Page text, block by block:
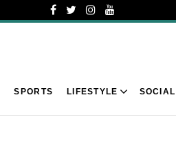
SPORTS LIFESTYLE